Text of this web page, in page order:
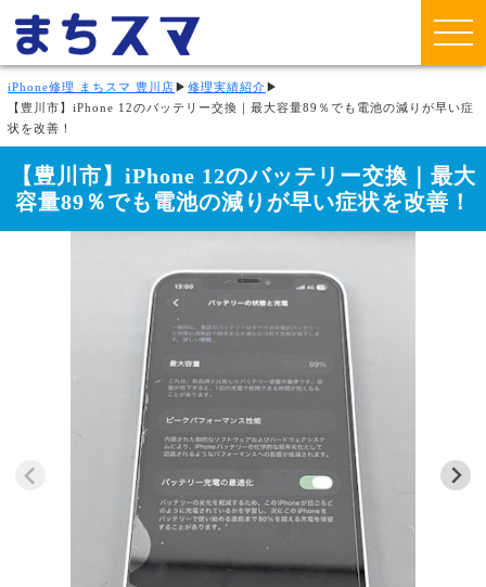
iPhone修理 まちスマ 豊川店 ▶ 修理実績紹介 ▶
【豊川市】iPhone 12のバッテリー交換｜最大容量89％でも電池の減りが早い症
状を改善！
【豊川市】iPhone 12のバッテリー交換｜最大
容量89％でも電池の減りが早い症状を改善！